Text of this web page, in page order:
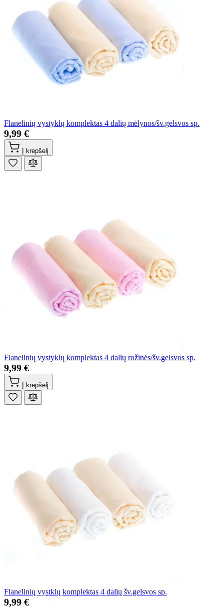
Flanelinių vystyklų komplektas 4 dalių mėlynos/šv.gelsvos sp.
9,99 €
Į krepšelį
Flanelinių vystyklų komplektas 4 dalių rožinės/šv.gelsvos sp.
9,99 €
Į krepšelį
Flanelinių vystklų komplektas 4 dalių šv.gelsvos sp.
9,99 €